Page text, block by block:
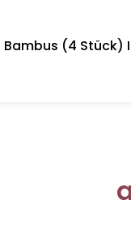
(4 Stück)